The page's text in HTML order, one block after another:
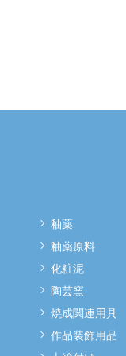
釉薬
釉薬原料
化粧泥
陶芸窯
焼成関連用具
作品装飾用品